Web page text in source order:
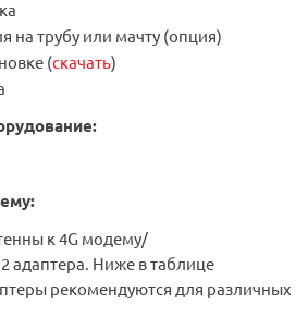
на трубу или мачту (опция)
(скачать)
:
к 4G модему/
адаптера. Ниже в таблице
рекомендуются для различных